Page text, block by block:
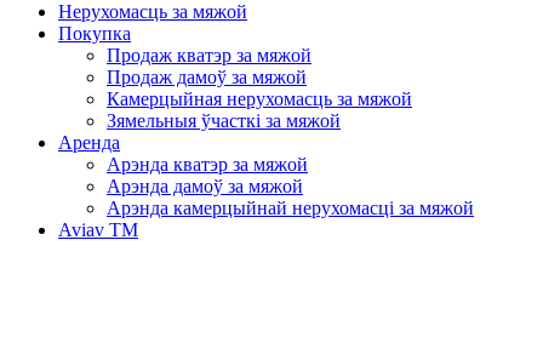
Нерухомасць за мяжой
Покупка
Продаж кватэр за мяжой
Продаж дамоў за мяжой
Камерцыйная нерухомасць за мяжой
Зямельныя ўчасткі за мяжой
Аренда
Арэнда кватэр за мяжой
Арэнда дамоў за мяжой
Арэнда камерцыйнай нерухомасці за мяжой
Aviav TM